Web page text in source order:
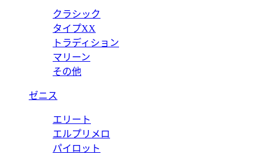
クラシック
タイプXX
トラディション
マリーン
その他
ゼニス
エリート
エルプリメロ
パイロット